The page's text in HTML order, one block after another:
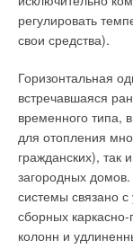
регулировать
свои средства).
Горизонтальная
встречавшаяся
временного типа,
для отопления
гражданских), так
загородных
системы связано
сборных
колонн и
давление для
трубопроводе.
экономию
TCP/IP и Proﬁ net
Встроенный
пользователям
параметры со
Bluetooth. Это
обслуживание,
эксплуатацию
записи данных